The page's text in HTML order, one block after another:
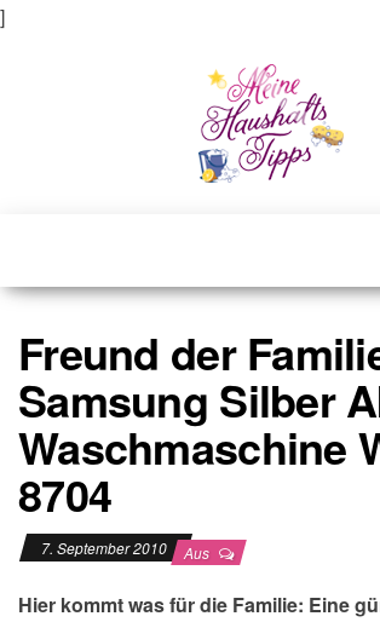
]
Freund der
Samsung Silber
Waschmaschine
8704
7. September 2010 Aus
Hier kommt was für die Familie: Eine